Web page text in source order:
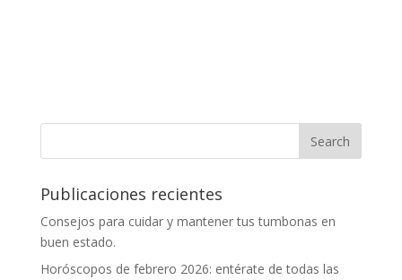
Publicaciones recientes
Consejos para cuidar y mantener tus tumbonas en
buen estado.
Horóscopos de febrero 2026: entérate de todas las